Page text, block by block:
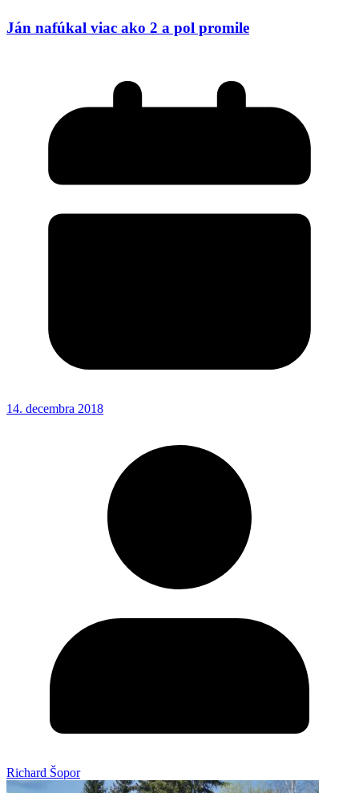
Ján nafúkal viac ako 2 a pol promile
14. decembra 2018
Richard Šopor